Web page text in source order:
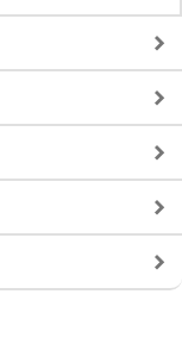
女性活躍中
髪型自由